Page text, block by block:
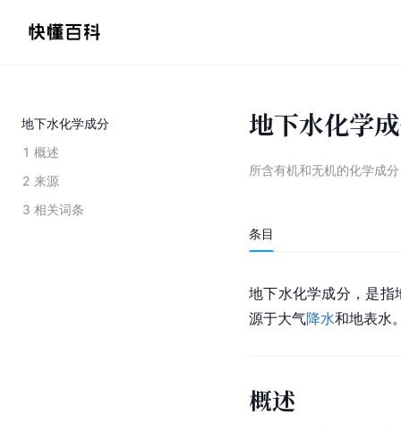
地下水化学成分
1 概述
2 来源
3 相关词条
地下水化学
所含有机和无机的化学成分
条目
地下水化学成分，是
源于大气降水和地表水
概述